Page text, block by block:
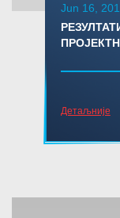
Jun 16,
Детаљније